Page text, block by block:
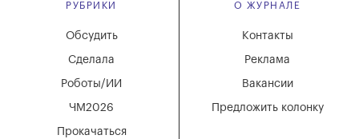
РУБРИКИ
Обсудить
Сделала
Роботы/ИИ
ЧМ2026
Прокачаться
О ЖУРНАЛЕ
Вакансии
Реклама
Контакты
Предложить колонку